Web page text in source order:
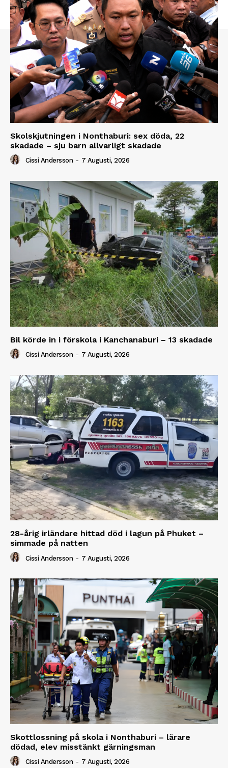
Skolskjutningen i Nonthaburi: sex döda, 22
skadade – sju barn allvarligt skadade
Cissi Andersson - 7 Augusti, 2026
Bil körde in i förskola i Kanchanaburi – 13 skadade
Cissi Andersson - 7 Augusti, 2026
28-årig irländare hittad död i lagun på Phuket –
simmade på natten
Cissi Andersson - 7 Augusti, 2026
Skottlossning på skola i Nonthaburi – lärare
dödad, elev misstänkt gärningsman
Cissi Andersson - 7 Augusti, 2026